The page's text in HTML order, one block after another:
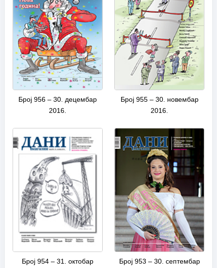
Број 956 – 30. децембар
2016.
Број 955 – 30. новембар
2016.
Број 954 – 31. октобар
Број 953 – 30. септембар